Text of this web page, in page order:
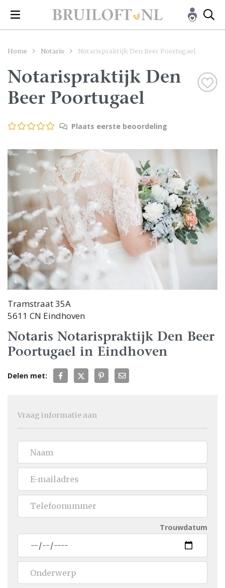
Home Notaris Notarispraktijk Den Beer Poortugael
Notarispraktijk Den
Beer Poortugael
Plaats eerste beoordeling
Tramstraat 35A
5611 CN Eindhoven
Notaris Notarispraktijk Den Beer
Poortugael in Eindhoven
Delen met:
Vraag informatie aan
Trouwdatum